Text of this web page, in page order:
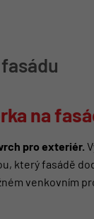
na
pro exteriér.
který fasádě
venkovním